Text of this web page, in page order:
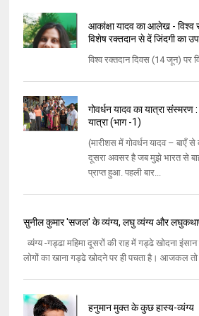
आकांक्षा यादव का आलेख -
विशेष रक्तदान से दें जिंदगी का
विश्व रक्तदान दिवस (14
गोवर्धन यादव का यात्रा संस्मरण
यात्रा (भाग -1)
(मारीशस में गोवर्धन यादव –
दूसरा अवसर है जब मुझे भारत से
प्राप्त हुआ. पहली बार...
सुनील कुमार 'सजल' के व्यंग्य, लघु व्यंग्य और
व्यंग्य -गड्ढा महिमा दूसरों की राह में गड्ढे खोदना
लोगों का खाना गड्ढे खोदने पर ही पचता है। आजकल तो
हनुमान मुक्त के कुछ हास्य-व्यंग्य